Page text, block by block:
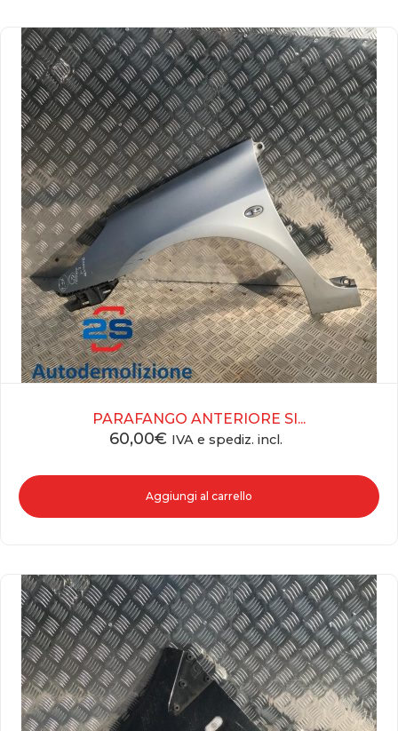
PARAFANGO ANTERIORE SI...
60,00€ IVA e spediz. incl.
Aggiungi al carrello